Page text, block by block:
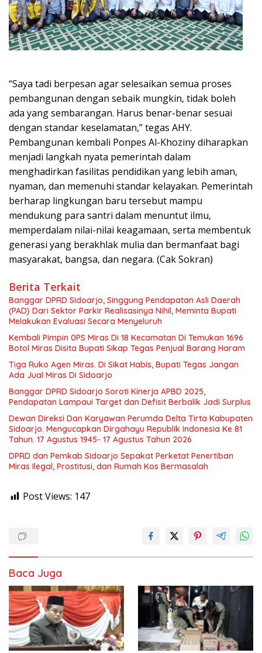
“Saya tadi berpesan agar selesaikan semua proses
pembangunan dengan sebaik mungkin, tidak boleh
ada yang sembarangan. Harus benar-benar sesuai
dengan standar keselamatan,” tegas AHY.
Pembangunan kembali Ponpes Al-Khoziny diharapkan
menjadi langkah nyata pemerintah dalam
menghadirkan fasilitas pendidikan yang lebih aman,
nyaman, dan memenuhi standar kelayakan. Pemerintah
berharap lingkungan baru tersebut mampu
mendukung para santri dalam menuntut ilmu,
memperdalam nilai-nilai keagamaan, serta membentuk
generasi yang berakhlak mulia dan bermanfaat bagi
masyarakat, bangsa, dan negara. (Cak Sokran)
Berita Terkait
Banggar DPRD Sidoarjo, Singgung Pendapatan Asli Daerah
(PAD) Dari Sektor Parkir Realisasinya Nihil, Meminta Bupati
Melakukan Evaluasi Secara Menyeluruh
Kembali Pimpin 0PS Miras Di 18 Kecamatan Di Temukan 1696
Botol Miras Disita Bupati Sikap Tegas Penjual Barang Haram
Tiga Ruko Agen Miras. Di Sikat Habis, Bupati Tegas Jangan
Ada Jual Miras Di Sidoarjo
Banggar DPRD Sidoarjo Soroti Kinerja APBD 2025,
Pendapatan Lampaui Target dan Defisit Berbalik Jadi Surplus
Dewan Direksi Dan Karyawan Perumda Delta Tirta Kabupaten
Sidoarjo. Mengucapkan Dirgahayu Republik Indonesia Ke 81
Tahun. 17 Agustus 1945- 17 Agustus Tahun 2026
DPRD dan Pemkab Sidoarjo Sepakat Perketat Penertiban
Miras Ilegal, Prostitusi, dan Rumah Kos Bermasalah
Post Views: 147
Baca Juga